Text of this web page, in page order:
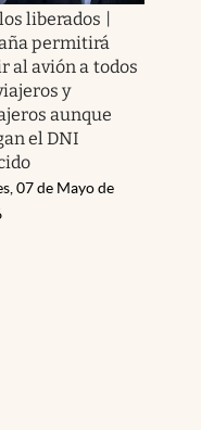
liberados |
permitirá
al avión a todos
y
aunque
el DNI
07 de Mayo de